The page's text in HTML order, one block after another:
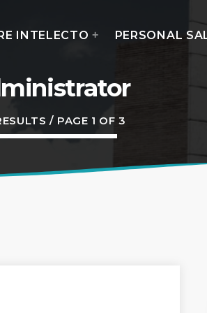
INTELECTO PERSONAL
2019
/ PAGE 1 OF 3